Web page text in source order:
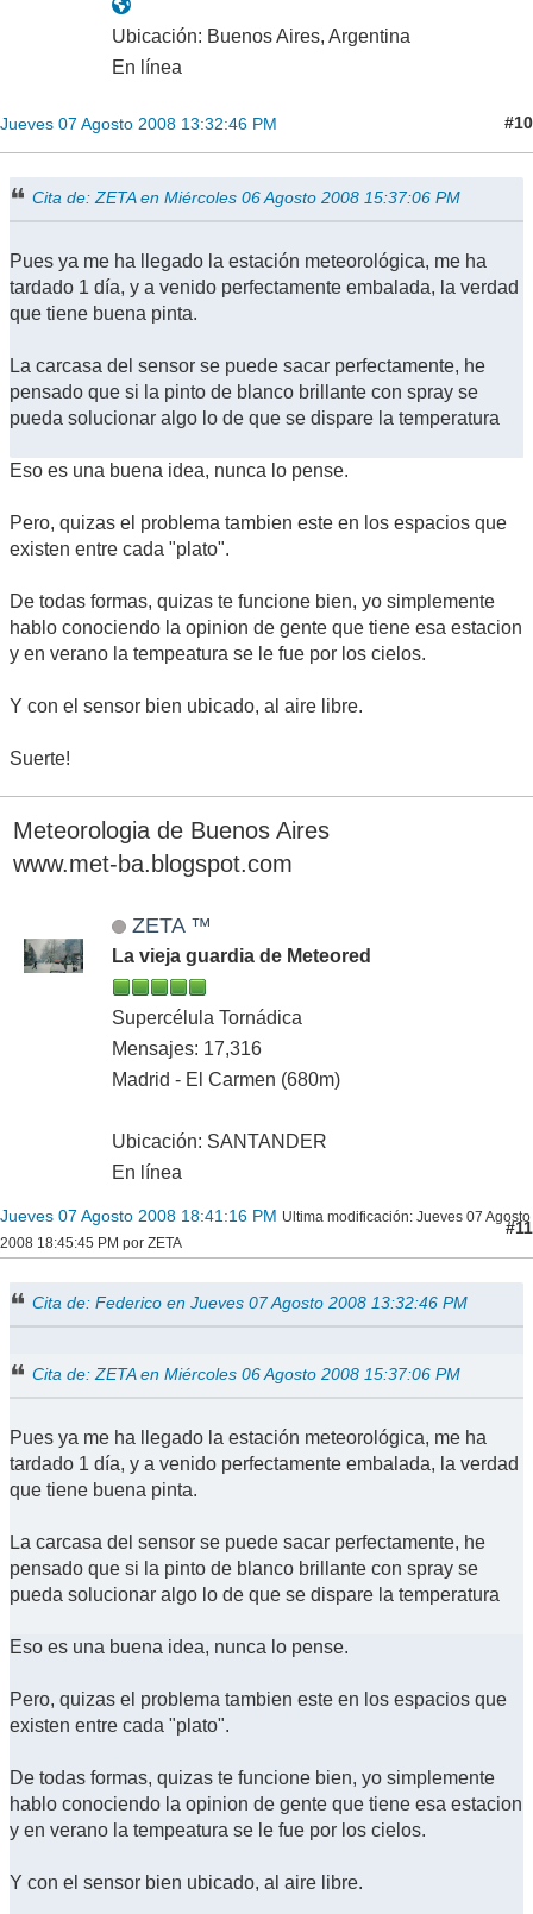
Ubicación: Buenos Aires, Argentina
En línea
Jueves 07 Agosto 2008 13:32:46 PM #10
Cita de: ZETA en Miércoles 06 Agosto 2008 15:37:06 PM
Pues ya me ha llegado la estación meteorológica, me ha
tardado 1 día, y a venido perfectamente embalada, la verdad
que tiene buena pinta.
La carcasa del sensor se puede sacar perfectamente, he
pensado que si la pinto de blanco brillante con spray se
pueda solucionar algo lo de que se dispare la temperatura
Eso es una buena idea, nunca lo pense.
Pero, quizas el problema tambien este en los espacios que
existen entre cada "plato".
De todas formas, quizas te funcione bien, yo simplemente
hablo conociendo la opinion de gente que tiene esa estacion
y en verano la tempeatura se le fue por los cielos.
Y con el sensor bien ubicado, al aire libre.
Suerte!
Meteorologia de Buenos Aires
www.met-ba.blogspot.com
ZETA ™
La vieja guardia de Meteored
Supercélula Tornádica
Mensajes: 17,316
Madrid - El Carmen (680m)
Ubicación: SANTANDER
En línea
Jueves 07 Agosto 2008 18:41:16 PM Ultima modificación: Jueves 07 Agosto
2008 18:45:45 PM por ZETA
#11
Cita de: Federico en Jueves 07 Agosto 2008 13:32:46 PM
Cita de: ZETA en Miércoles 06 Agosto 2008 15:37:06 PM
Pues ya me ha llegado la estación meteorológica, me ha
tardado 1 día, y a venido perfectamente embalada, la verdad
que tiene buena pinta.
La carcasa del sensor se puede sacar perfectamente, he
pensado que si la pinto de blanco brillante con spray se
pueda solucionar algo lo de que se dispare la temperatura
Eso es una buena idea, nunca lo pense.
Pero, quizas el problema tambien este en los espacios que
existen entre cada "plato".
De todas formas, quizas te funcione bien, yo simplemente
hablo conociendo la opinion de gente que tiene esa estacion
y en verano la tempeatura se le fue por los cielos.
Y con el sensor bien ubicado, al aire libre.